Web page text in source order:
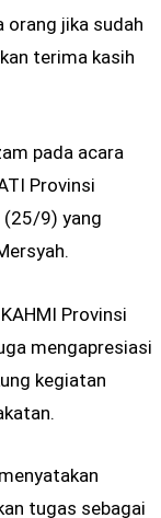
orang jika sudah
terima kasih
pada acara
Provinsi
(25/9) yang
Provinsi
mengapresiasi
kegiatan
tugas sebagai